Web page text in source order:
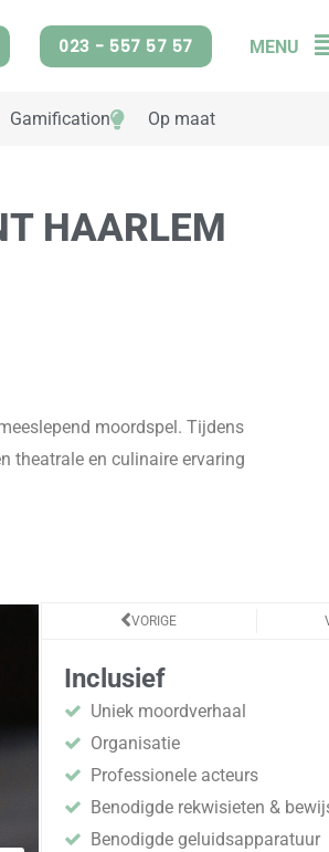
023 - 557 57 57 MENU
Gamification Op maat
HAARLEM
moordspel. Tijdens
theatrale en culinaire ervaring
Vorige
VORIGE
Inclusief
Uniek moordverhaal
Organisatie
Professionele acteurs
Benodigde rekwisieten &
Benodigde geluidsapparatuur